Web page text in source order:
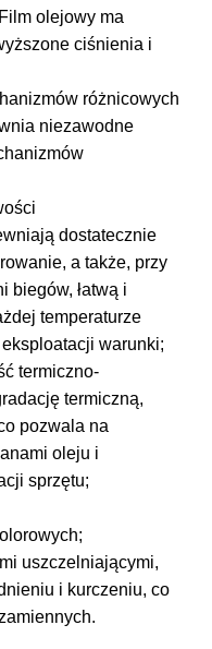
olejowy ma
ciśnienia i
różnicowych
niezawodne
dostatecznie
a także, przy
biegów, łatwą i
temperaturze
warunki;
termiczno-
termiczną,
pozwala na
oleju i
sprzętu;
uszczelniającymi,
i kurczeniu, co